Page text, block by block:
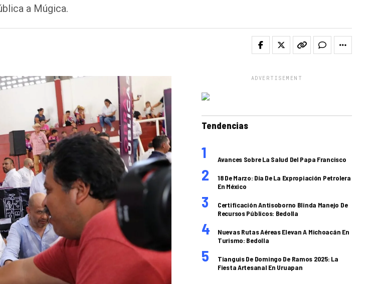
a Múgica.
ADVERTISEMENT
Tendencias
Avances Sobre La Salud Del Papa Francisco
18 De Marzo: Día De La Expropiación Petrolera
En México
Certificación Antisoborno Blinda Manejo De
Recursos Públicos: Bedolla
Nuevas Rutas Aéreas Elevan A Michoacán En
Turismo: Bedolla
Tianguis De Domingo De Ramos 2025: La
Fiesta Artesanal En Uruapan